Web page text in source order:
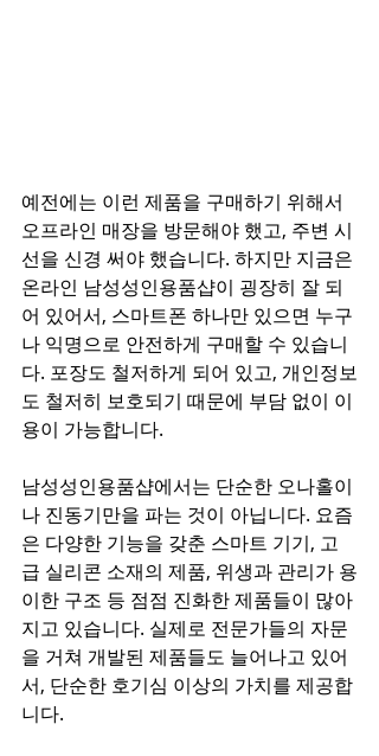
예전에는 이런 제품을 구매하기 위해서
오프라인 매장을 방문해야 했고, 주변 시
선을 신경 써야 했습니다. 하지만 지금은
온라인 남성성인용품샵이 굉장히 잘 되
어 있어서, 스마트폰 하나만 있으면 누구
나 익명으로 안전하게 구매할 수 있습니
다. 포장도 철저하게 되어 있고, 개인정보
도 철저히 보호되기 때문에 부담 없이 이
용이 가능합니다.
남성성인용품샵에서는 단순한 오나홀이
나 진동기만을 파는 것이 아닙니다. 요즘
은 다양한 기능을 갖춘 스마트 기기, 고
급 실리콘 소재의 제품, 위생과 관리가 용
이한 구조 등 점점 진화한 제품들이 많아
지고 있습니다. 실제로 전문가들의 자문
을 거쳐 개발된 제품들도 늘어나고 있어
서, 단순한 호기심 이상의 가치를 제공합
니다.